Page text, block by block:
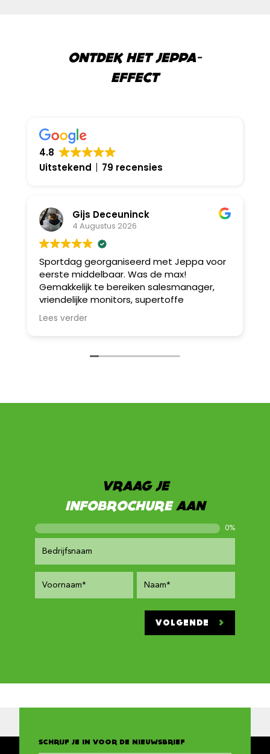
ONTDEK HET JEPPA-
EFFECT
4.8
Uitstekend
79 recensies
Gijs Deceuninck
4 Augustus 2026
Sportdag georganiseerd met Jeppa voor
eerste middelbaar. Was de max!
Gemakkelijk te bereiken salesmanager,
vriendelijke monitors, supertoffe
spelletjes! Wij werken sowieso nog eens
samen met hen.
Lees verder
VRAAG JE
INFOBROCHUREAAN
0%
VOLGENDE
SCHRIJF JE IN VOOR DE NIEUWSBRIEF